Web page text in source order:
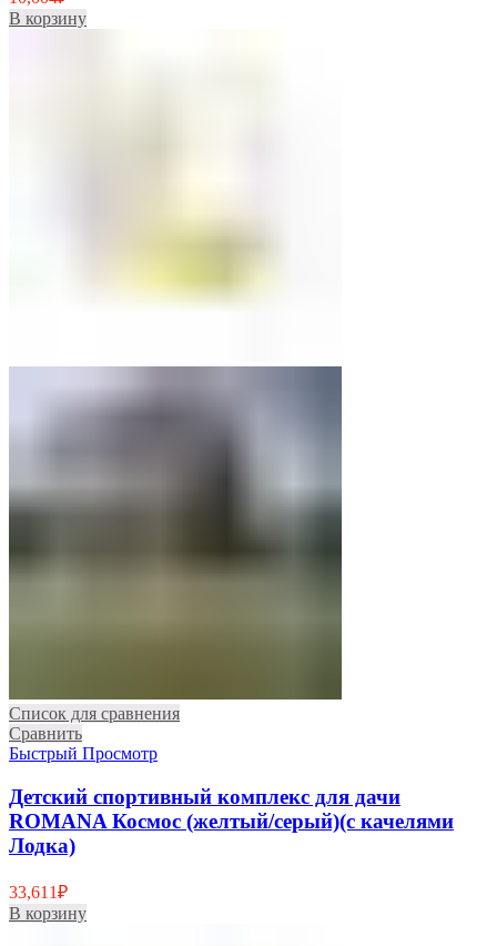
В корзину
Список для сравнения
Сравнить
Быстрый Просмотр
Детский спортивный комплекс для дачи
ROMANA Космос (желтый/серый)(с качелями
Лодка)
33,611₽
В корзину